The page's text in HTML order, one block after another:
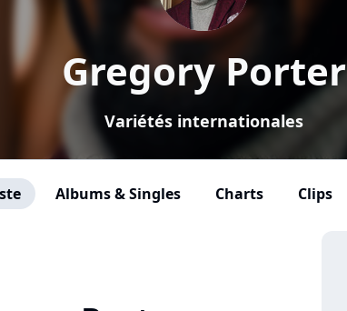
Gregory Porter
Variétés internationales
Albums & Singles Charts Clips